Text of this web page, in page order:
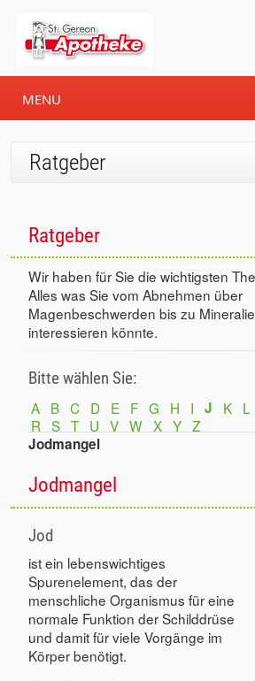
MENU
Ratgeber
Ratgeber
Wir haben für Sie die wichtigsten
Alles was Sie vom Abnehmen über
Magenbeschwerden bis zu
interessieren könnte.
Bitte wählen Sie:
A B C D E F G H I J K L
R S T U V W X Y Z
Jodmangel
Jodmangel
Jod
ist ein lebenswichtiges
Spurenelement, das der
menschliche Organismus für eine
normale Funktion der Schilddrüse
und damit für viele Vorgänge im
Körper benötigt.